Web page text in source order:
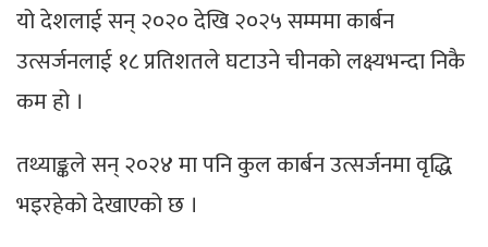
यो देशलाई सन् २०२० देखि २०२५ सम्ममा कार्बन
उत्सर्जनलाई १८ प्रतिशतले घटाउने चीनको लक्ष्यभन्दा निकै
कम हो ।
तथ्याङ्कले सन् २०२४ मा पनि कुल कार्बन उत्सर्जनमा वृद्धि
भइरहेको देखाएको छ ।